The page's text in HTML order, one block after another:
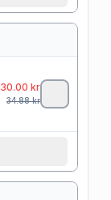
30.00 kr
34.88kr